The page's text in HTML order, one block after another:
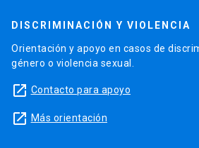
DISCRIMINACIÓN Y VIOLENCIA
Orientación y apoyo en casos de
género o violencia sexual.
launch Contacto para apoyo
launch Más orientación